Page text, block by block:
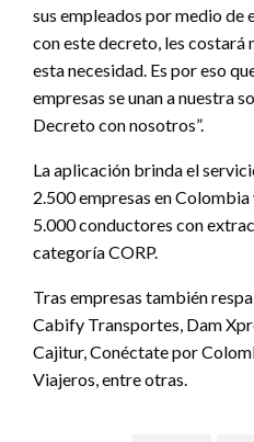
sus empleados por medio de
con este decreto, les
esta necesidad. Es por eso
empresas se unan a nuestra
Decreto con nosotros”.
La aplicación brinda el
2.500 empresas en
5.000 conductores con
categoría CORP.
Tras empresas también
Cabify Transportes, Dam
Cajitur, Conéctate por
Viajeros, entre otras.